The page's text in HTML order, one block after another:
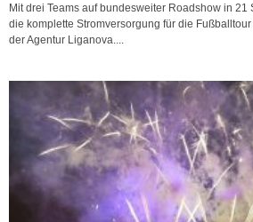
Mit drei Teams auf bundesweiter Roadshow in 21
die komplette Stromversorgung für die
der Agentur Liganova....